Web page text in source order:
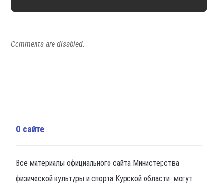
Comments are disabled.
О сайте
Все материалы официального сайта Министерства
физической культуры и спорта Курской области могут